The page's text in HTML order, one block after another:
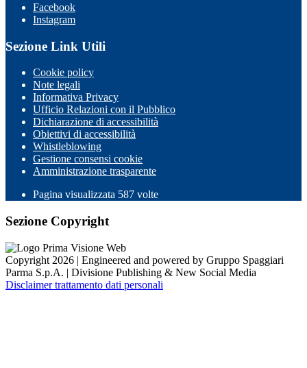
Facebook
Instagram
Sezione Link Utili
Cookie policy
Note legali
Informativa Privacy
Ufficio Relazioni con il Pubblico
Dichiarazione di accessibilità
Obiettivi di accessibilità
Whistleblowing
Gestione consensi cookie
Amministrazione trasparente
Pagina visualizzata 587 volte
Sezione Copyright
Copyright 2026 | Engineered and powered by Gruppo Spaggiari
Parma S.p.A. | Divisione Publishing & New Social Media
Disclaimer trattamento dati personali